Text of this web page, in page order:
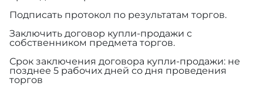
Подписать протокол по результатам торгов.
Заключить договор купли-продажи с
собственником предмета торгов.
Срок заключения договора купли-продажи: не
позднее 5 рабочих дней со дня проведения
торгов